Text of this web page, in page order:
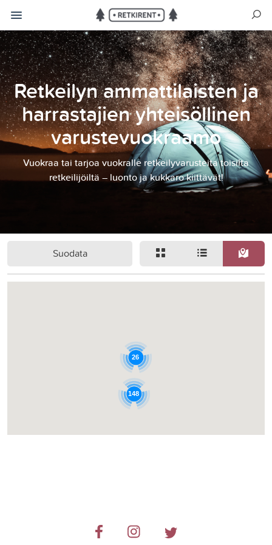
Retkeilyn ammattilaisten ja
harrastajien yhteisöllinen
varustevuokraamo
Vuokraa tai tarjoa vuokralle retkeilyvarusteita toisilta
retkeilijöiltä – luonto ja kukkaro kiittävät!
Suodata
148
26